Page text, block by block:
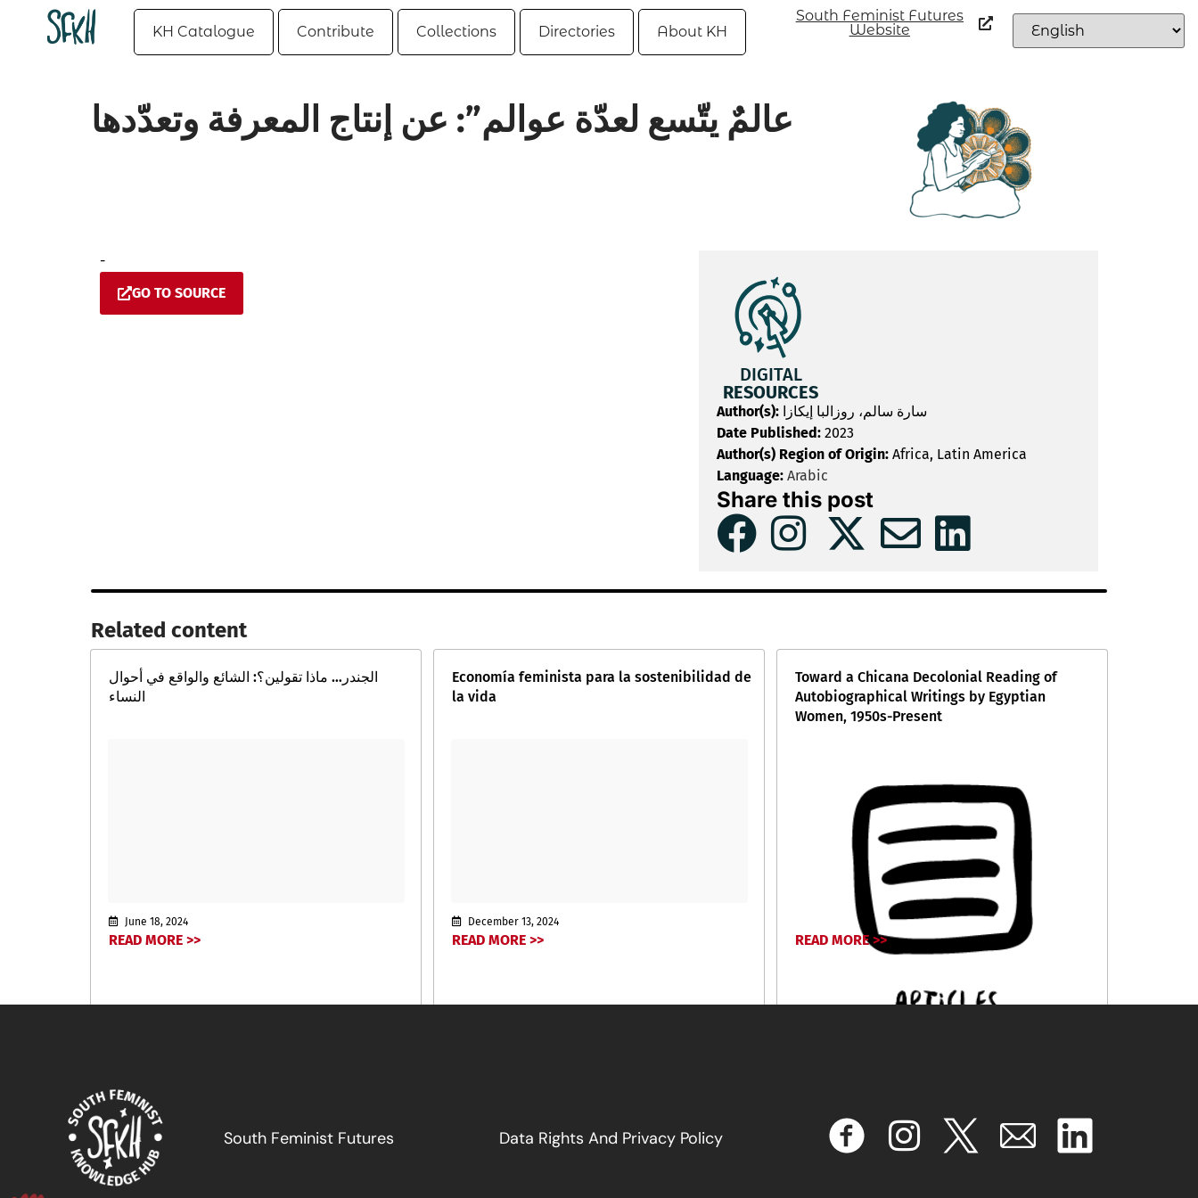
KH Catalogue Contribute Collections Directories About KH
South Feminist Futures
Website
عالمٌ يتّسع لعدّة عوالم”: عن إنتاج المعرفة وتعدّدها
-
GO TO SOURCE
DIGITAL
RESOURCES
Author(s): سارة سالم، روزالبا إيكازا
Date Published: 2023
Author(s) Region of Origin: Africa, Latin America
Language: Arabic
Share this post
Related content​
الجندر… ماذا تقولين؟: الشائع والواقع في أحوال
النساء
June 18, 2024
READ MORE >>
Economía feminista para la sostenibilidad de
la vida
December 13, 2024
READ MORE >>
Toward a Chicana Decolonial Reading of
Autobiographical Writings by Egyptian
Women, 1950s-Present
READ MORE >>
South Feminist Futures Data Rights And Privacy Policy